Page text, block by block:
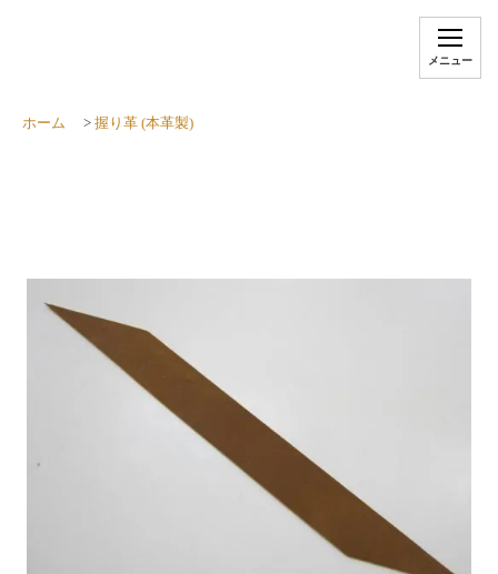
メニュー
ホーム > 握り革 (本革製)